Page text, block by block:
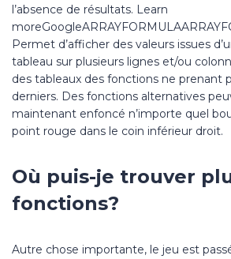
l’absence de résultats. Learn
Permet d’afficher des valeurs issues
tableau sur plusieurs lignes et/ou
des tableaux des fonctions ne prenant
derniers. Des fonctions alternatives
maintenant enfoncé n’importe quel
point rouge dans le coin inférieur droit.
Où puis-je trouver
fonctions?
Autre chose importante, le jeu est